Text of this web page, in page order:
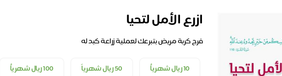
ازرع الأمل لتحيا
فرج كربة مريض بتبرعك لعملية زراعة كبد له
10 ريال شهرياُ 50 ريال شهرياَ 100 ريال شهرياُ